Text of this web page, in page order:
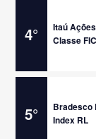
4°
Itaú
Classe
5°
Bradesco
Index RL